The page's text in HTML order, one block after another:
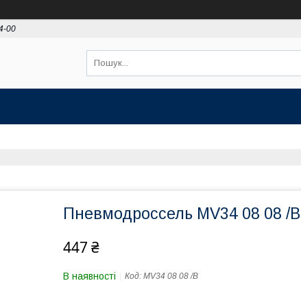
00
Пневмодроссель MV34 08 08 /B
447 ₴
В наявності Код: MV34 08 08 /B